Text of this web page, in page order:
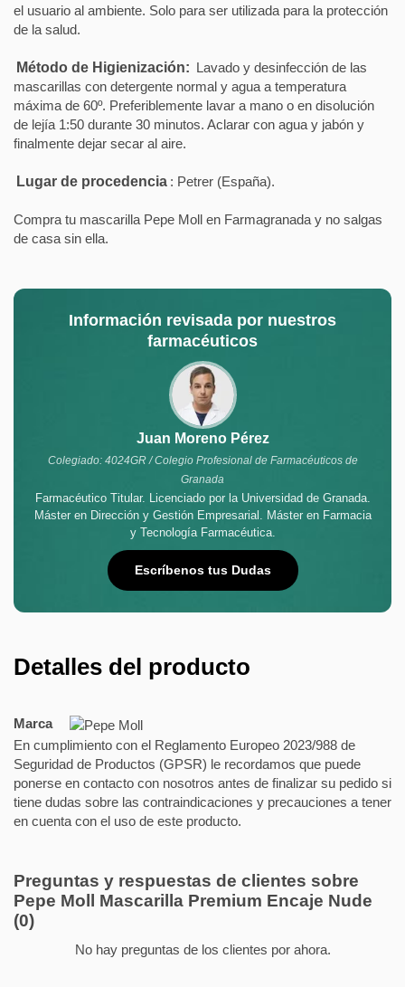
el usuario al ambiente. Solo para ser utilizada para la protección
de la salud.
Método de Higienización: Lavado y desinfección de las
mascarillas con detergente normal y agua a temperatura
máxima de 60º. Preferiblemente lavar a mano o en disolución
de lejía 1:50 durante 30 minutos. Aclarar con agua y jabón y
finalmente dejar secar al aire.
Lugar de procedencia : Petrer (España).
Compra tu mascarilla Pepe Moll en Farmagranada y no salgas
de casa sin ella.
Información revisada por nuestros
farmacéuticos
Juan Moreno Pérez
Colegiado: 4024GR / Colegio Profesional de Farmacéuticos de
Granada
Farmacéutico Titular. Licenciado por la Universidad de Granada.
Máster en Dirección y Gestión Empresarial. Máster en Farmacia
y Tecnología Farmacéutica.
Escríbenos tus Dudas
Detalles del producto
Marca
En cumplimiento con el Reglamento Europeo 2023/988 de
Seguridad de Productos (GPSR) le recordamos que puede
ponerse en contacto con nosotros antes de finalizar su pedido si
tiene dudas sobre las contraindicaciones y precauciones a tener
en cuenta con el uso de este producto.
Preguntas y respuestas de clientes sobre
Pepe Moll Mascarilla Premium Encaje Nude
(0)
No hay preguntas de los clientes por ahora.